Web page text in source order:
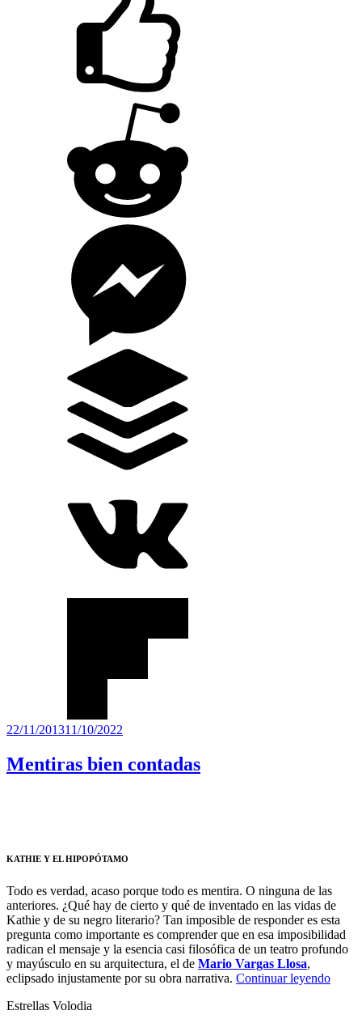
Publicado
22/11/201311/10/2022
Mentiras bien contadas
KATHIE Y EL HIPOPÓTAMO
Todo es verdad, acaso porque todo es mentira. O ninguna de las
anteriores. ¿Qué hay de cierto y qué de inventado en las vidas de
Kathie y de su negro literario? Tan imposible de responder es esta
pregunta como importante es comprender que en esa imposibilidad
radican el mensaje y la esencia casi filosófica de un teatro profundo
y mayúsculo en su arquitectura, el de Mario Vargas Llosa,
eclipsado injustamente por su obra narrativa. Continuar leyendo
Estrellas Volodia